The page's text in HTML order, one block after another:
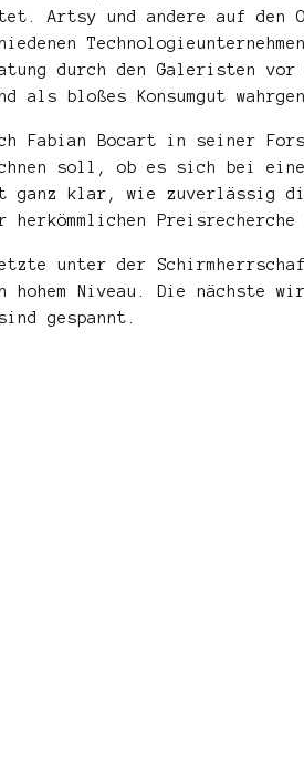
Artsy und andere auf den
durch den Galeristen
als bloßes Konsumgut
Fabian Bocart in seiner
soll, ob es sich bei
ganz klar, wie zuverlässig
unter der
Niveau. Die nächste
gespannt.